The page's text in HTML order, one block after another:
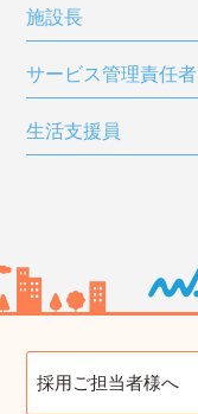
施設長
サービス管理責任者
生活支援員
採用ご担当者様へ